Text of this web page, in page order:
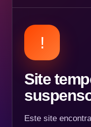
!
Site
Este site